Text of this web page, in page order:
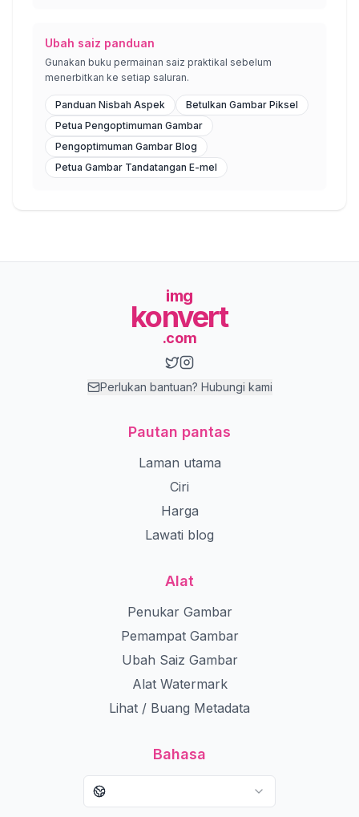
Ubah saiz panduan
Gunakan buku permainan saiz praktikal sebelum
menerbitkan ke setiap saluran.
Panduan Nisbah Aspek
Betulkan Gambar Piksel
Petua Pengoptimuman Gambar
Pengoptimuman Gambar Blog
Petua Gambar Tandatangan E-mel
img
konvert
.com
Perlukan bantuan? Hubungi kami
Pautan pantas
Laman utama
Ciri
Harga
Lawati blog
Alat
Penukar Gambar
Pemampat Gambar
Ubah Saiz Gambar
Alat Watermark
Lihat / Buang Metadata
Bahasa